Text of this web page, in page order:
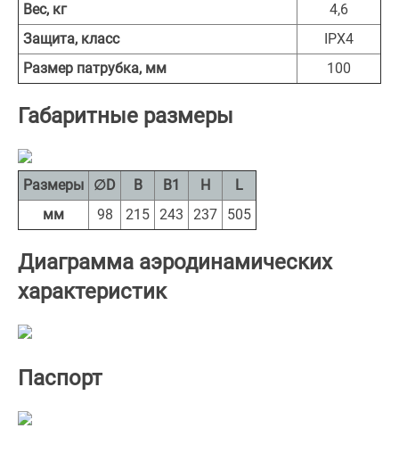
Вес, кг
4,6
Защита, класс
IPХ4
Размер патрубка, мм
100
Габаритные размеры
Размеры ∅D B В1 Н
L
мм
98 215 243 237 505
Диаграмма аэродинамических
характеристик
Паспорт